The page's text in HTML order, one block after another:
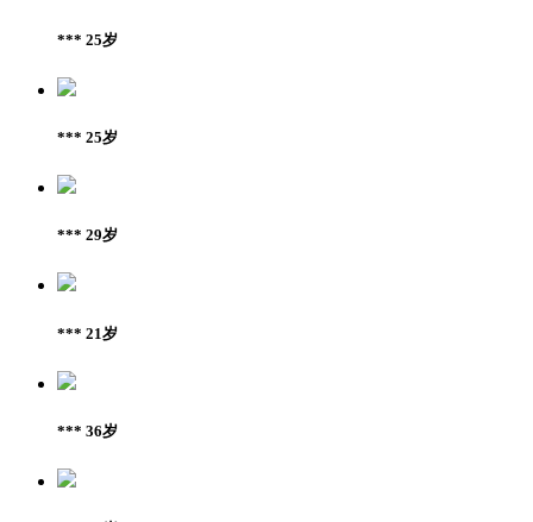
*** 25岁
*** 25岁
*** 29岁
*** 21岁
*** 36岁